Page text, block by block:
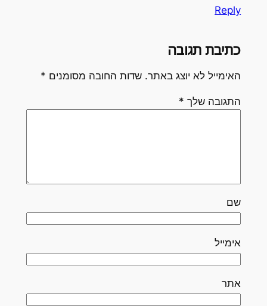
Reply
כתיבת תגובה
האימייל לא יוצג באתר. שדות החובה מסומנים *
התגובה שלך *
שם
אימייל
אתר